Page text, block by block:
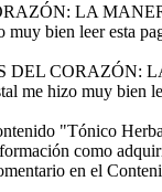
LA
bien leer esta
DEL CORAZÓN:
me hizo muy bien
"Tónico
como
en el